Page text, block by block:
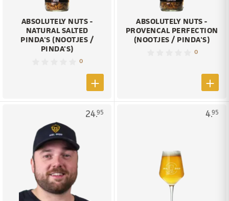
ABSOLUTELY NUTS -
NATURAL SALTED
PINDA'S (NOOTJES /
PINDA'S)
0
ABSOLUTELY NUTS -
PROVENCAL PERFECTION
(NOOTJES / PINDA'S)
0
24.95 4.95